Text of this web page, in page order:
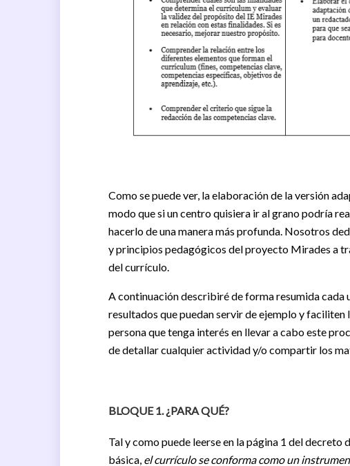
Como se puede ver, la elaboración de la versión
modo que si un centro quisiera ir al grano podría
hacerlo de una manera más profunda. Nosotros
y principios pedagógicos del proyecto Mirades a
del currículo.
A continuación describiré de forma resumida cada
resultados que puedan servir de ejemplo y
persona que tenga interés en llevar a cabo este
de detallar cualquier actividad y/o compartir los
BLOQUE 1. ¿PARA QUÉ?
Tal y como puede leerse en la página 1 del decreto
básica, el currículo se conforma como un